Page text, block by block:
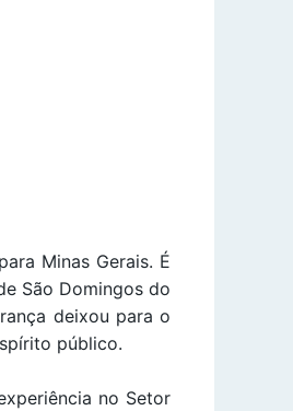
Minas Gerais. É
São Domingos do
deixou para o
público.
no Setor